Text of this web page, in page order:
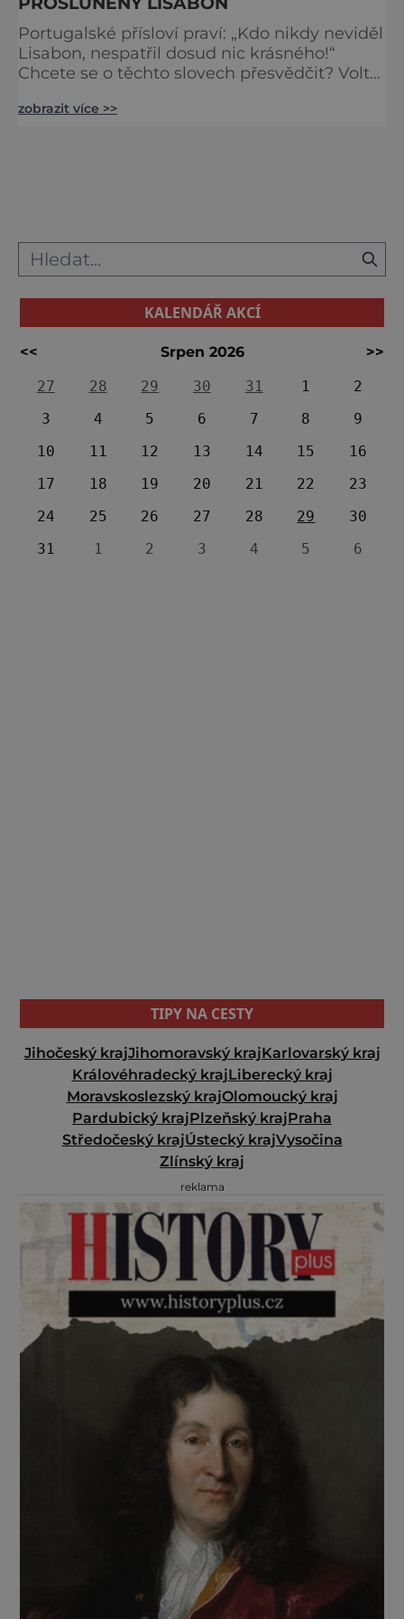
Portugalské přísloví praví: „Kdo nikdy neviděl
Lisabon, nespatřil dosud nic krásného!“
Chcete se o těchto slovech přesvědčit? Volte
vyvézt lanovkou. V úzkých uličkách
zobrazit více >>
KALENDÁŘ AKCÍ
<< Srpen 2026
>>
27
28 29 30 31 1
2
3
4 5 6 7 8
9
10
11 12 13 14 15
16
17
18 19 20 21 22
23
24
25 26 27 28 29
30
31
1 2 3 4 5 6
TIPY NA CESTY
Jihočeský krajJihomoravský krajKarlovarský kraj
Královéhradecký krajLiberecký kraj
Moravskoslezský krajOlomoucký kraj
Pardubický krajPlzeňský krajPraha
Středočeský krajÚstecký krajVysočina
Zlínský kraj
reklama